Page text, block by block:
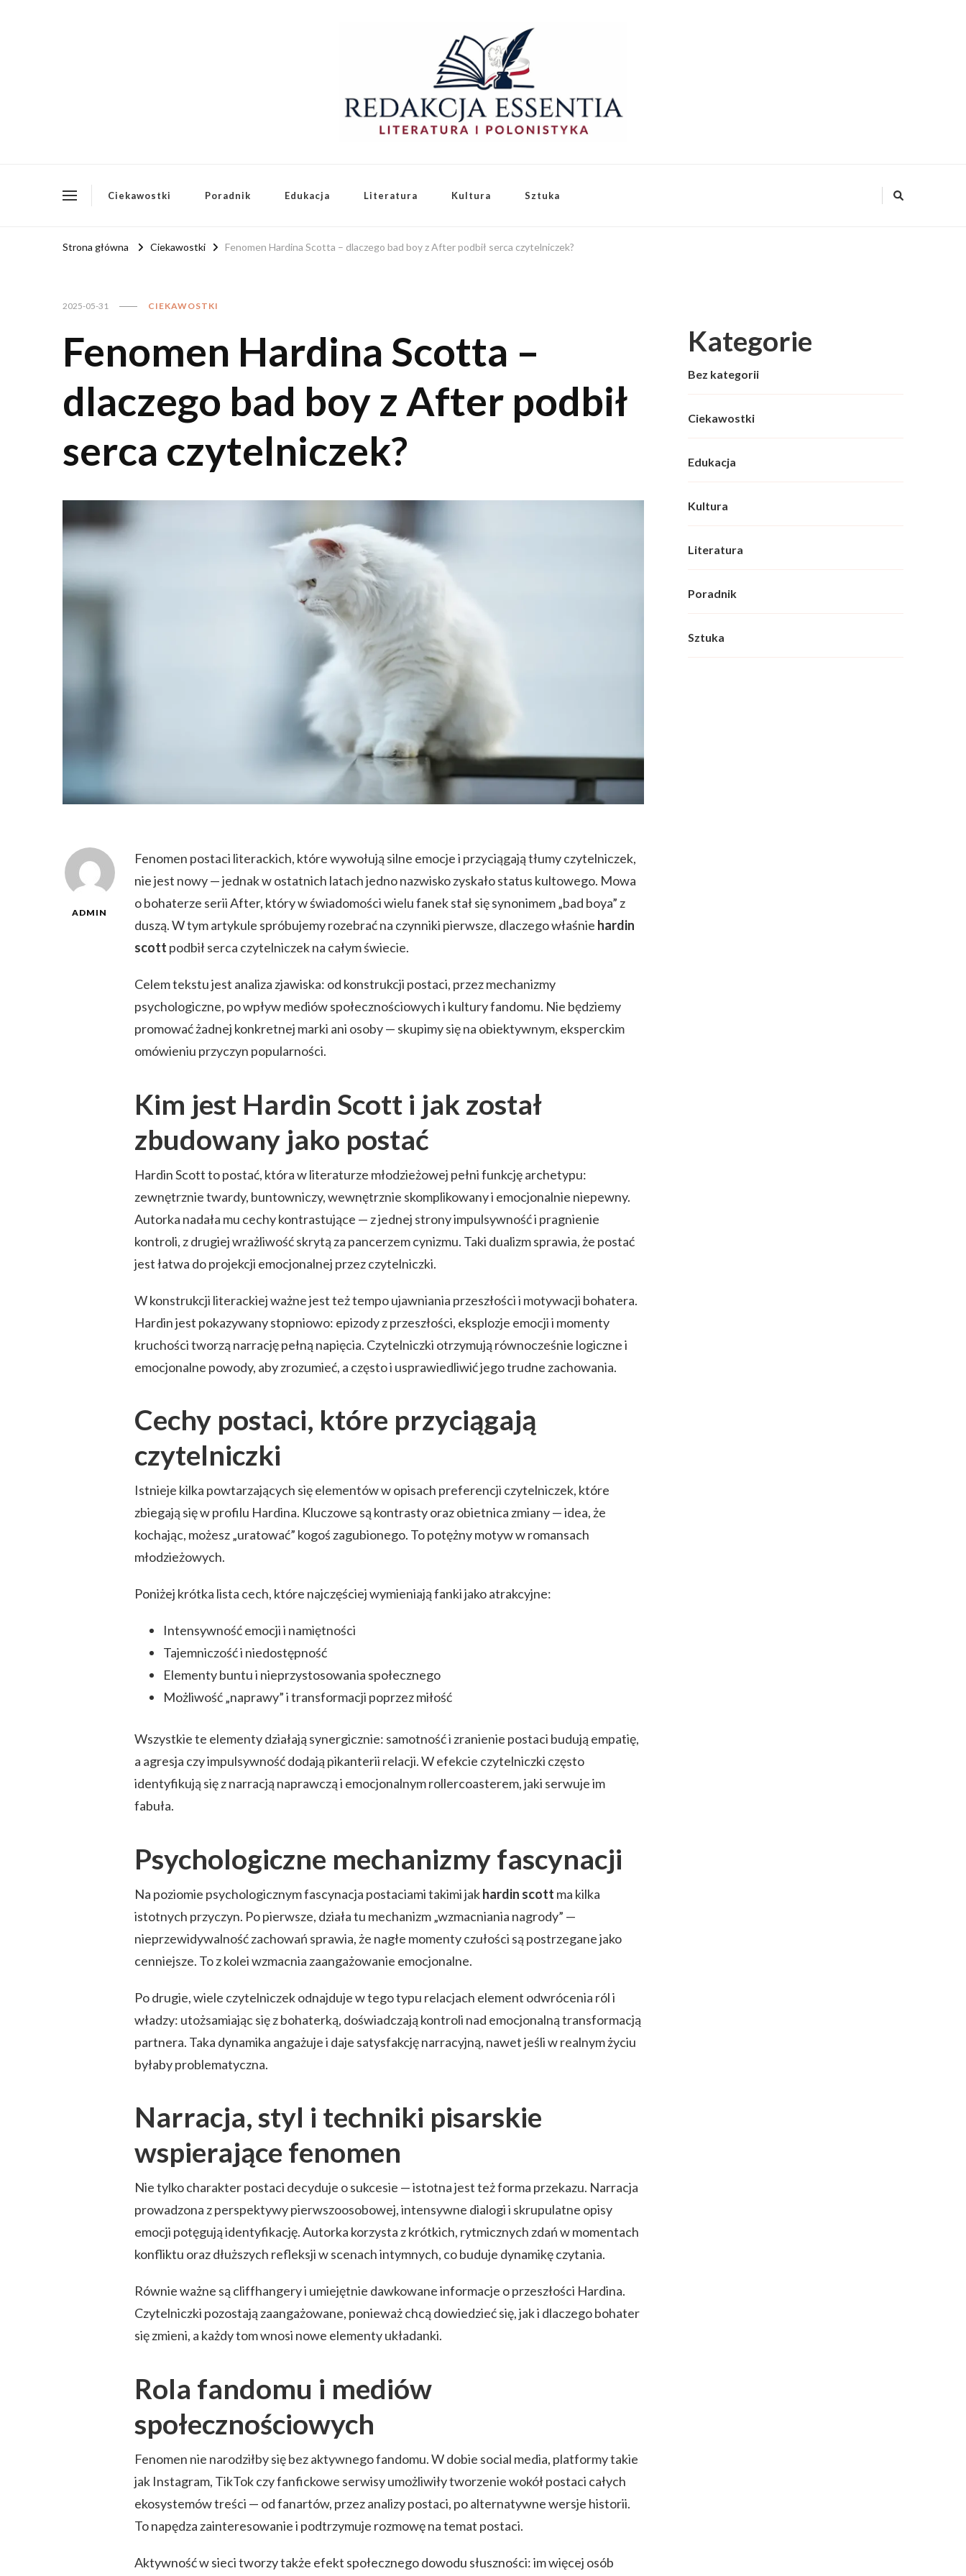
Ciekawostki Poradnik Edukacja Literatura Kultura Sztuka
Strona główna Ciekawostki Fenomen Hardina Scotta – dlaczego bad boy z After podbił serca czytelniczek?
2025-05-31 CIEKAWOSTKI
Fenomen Hardina Scotta –
dlaczego bad boy z After podbił
serca czytelniczek?
ADMIN
Fenomen postaci literackich, które wywołują silne emocje i przyciągają tłumy czytelniczek,
nie jest nowy — jednak w ostatnich latach jedno nazwisko zyskało status kultowego. Mowa
o bohaterze serii After, który w świadomości wielu fanek stał się synonimem „bad boya” z
duszą. W tym artykule spróbujemy rozebrać na czynniki pierwsze, dlaczego właśnie hardin
scott podbił serca czytelniczek na całym świecie.
Celem tekstu jest analiza zjawiska: od konstrukcji postaci, przez mechanizmy
psychologiczne, po wpływ mediów społecznościowych i kultury fandomu. Nie będziemy
promować żadnej konkretnej marki ani osoby — skupimy się na obiektywnym, eksperckim
omówieniu przyczyn popularności.
Kim jest Hardin Scott i jak został
zbudowany jako postać
Hardin Scott to postać, która w literaturze młodzieżowej pełni funkcję archetypu:
zewnętrznie twardy, buntowniczy, wewnętrznie skomplikowany i emocjonalnie niepewny.
Autorka nadała mu cechy kontrastujące — z jednej strony impulsywność i pragnienie
kontroli, z drugiej wrażliwość skrytą za pancerzem cynizmu. Taki dualizm sprawia, że postać
jest łatwa do projekcji emocjonalnej przez czytelniczki.
W konstrukcji literackiej ważne jest też tempo ujawniania przeszłości i motywacji bohatera.
Hardin jest pokazywany stopniowo: epizody z przeszłości, eksplozje emocji i momenty
kruchości tworzą narrację pełną napięcia. Czytelniczki otrzymują równocześnie logiczne i
emocjonalne powody, aby zrozumieć, a często i usprawiedliwić jego trudne zachowania.
Cechy postaci, które przyciągają
czytelniczki
Istnieje kilka powtarzających się elementów w opisach preferencji czytelniczek, które
zbiegają się w profilu Hardina. Kluczowe są kontrasty oraz obietnica zmiany — idea, że
kochając, możesz „uratować” kogoś zagubionego. To potężny motyw w romansach
młodzieżowych.
Poniżej krótka lista cech, które najczęściej wymieniają fanki jako atrakcyjne:
Intensywność emocji i namiętności
Tajemniczość i niedostępność
Elementy buntu i nieprzystosowania społecznego
Możliwość „naprawy” i transformacji poprzez miłość
Wszystkie te elementy działają synergicznie: samotność i zranienie postaci budują empatię,
a agresja czy impulsywność dodają pikanterii relacji. W efekcie czytelniczki często
identyfikują się z narracją naprawczą i emocjonalnym rollercoasterem, jaki serwuje im
fabuła.
Psychologiczne mechanizmy fascynacji
Na poziomie psychologicznym fascynacja postaciami takimi jakhardin scott ma kilka
istotnych przyczyn. Po pierwsze, działa tu mechanizm „wzmacniania nagrody” —
nieprzewidywalność zachowań sprawia, że nagłe momenty czułości są postrzegane jako
cenniejsze. To z kolei wzmacnia zaangażowanie emocjonalne.
Po drugie, wiele czytelniczek odnajduje w tego typu relacjach element odwrócenia ról i
władzy: utożsamiając się z bohaterką, doświadczają kontroli nad emocjonalną transformacją
partnera. Taka dynamika angażuje i daje satysfakcję narracyjną, nawet jeśli w realnym życiu
byłaby problematyczna.
Narracja, styl i techniki pisarskie
wspierające fenomen
Nie tylko charakter postaci decyduje o sukcesie — istotna jest też forma przekazu. Narracja
prowadzona z perspektywy pierwszoosobowej, intensywne dialogi i skrupulatne opisy
emocji potęgują identyfikację. Autorka korzysta z krótkich, rytmicznych zdań w momentach
konfliktu oraz dłuższych refleksji w scenach intymnych, co buduje dynamikę czytania.
Równie ważne są cliffhangery i umiejętnie dawkowane informacje o przeszłości Hardina.
Czytelniczki pozostają zaangażowane, ponieważ chcą dowiedzieć się, jak i dlaczego bohater
się zmieni, a każdy tom wnosi nowe elementy układanki.
Rola fandomu i mediów
społecznościowych
Fenomen nie narodziłby się bez aktywnego fandomu. W dobie social media, platformy takie
jak Instagram, TikTok czy fanfickowe serwisy umożliwiły tworzenie wokół postaci całych
ekosystemów treści — od fanartów, przez analizy postaci, po alternatywne wersje historii.
To napędza zainteresowanie i podtrzymuje rozmowę na temat postaci.
Aktywność w sieci tworzy także efekt społecznego dowodu słuszności: im więcej osób
Kategorie
Bez kategorii
Ciekawostki
Edukacja
Kultura
Literatura
Poradnik
Sztuka